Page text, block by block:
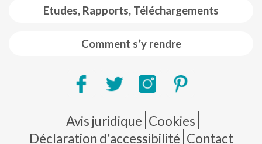
Etudes, Rapports, Téléchargements
Comment s’y rendre
Pie de página
Avis juridique Cookies
Déclaration d'accessibilité Contact